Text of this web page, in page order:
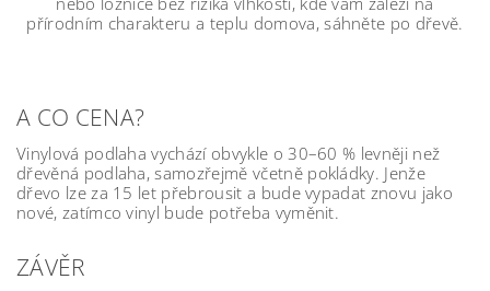
přírodním charakteru a teplu domova, sáhněte po dřevě.
A CO CENA?
Vinylová podlaha vychází obvykle o 30–60 % levněji než
dřevěná podlaha, samozřejmě včetně pokládky. Jenže
dřevo lze za 15 let přebrousit a bude vypadat znovu jako
nové, zatímco vinyl bude potřeba vyměnit.
ZÁVĚR